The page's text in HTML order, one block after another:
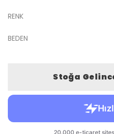
RENK
BEDEN
Stoğa